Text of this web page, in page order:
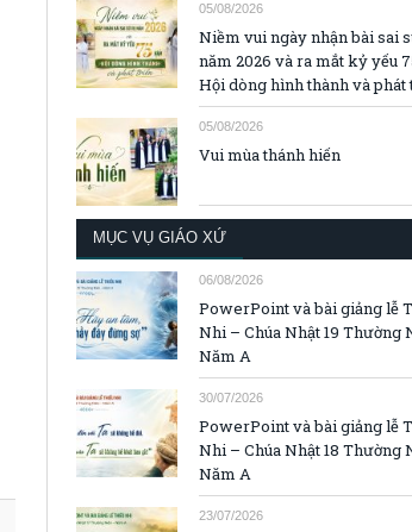
05/08/2026
Niềm vui ngày nhận bài sai
năm 2026 và ra mắt kỷ yếu
Hội dòng hình thành và phát
05/08/2026
Vui mùa thánh hiến
MỤC VỤ GIÁO XỨ
06/08/2026
PowerPoint và bài giảng lễ
Nhi – Chúa Nhật 19 Thường
Năm A
30/07/2026
PowerPoint và bài giảng lễ
Nhi – Chúa Nhật 18 Thường
Năm A
23/07/2026